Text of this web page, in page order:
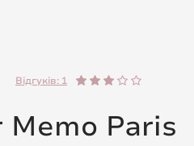
Відгуків: 1
Paris